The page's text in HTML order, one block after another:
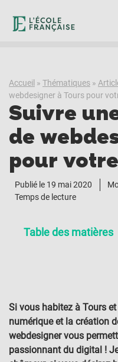
Accueil » Thématiques »
webdesigner à Tours pour
Suivre
de
pour
Publié le 19 mai 2020
Temps de lecture
Table des matières
Si vous habitez à Tours
numérique et la création
webdesigner vous
passionnant du digital !